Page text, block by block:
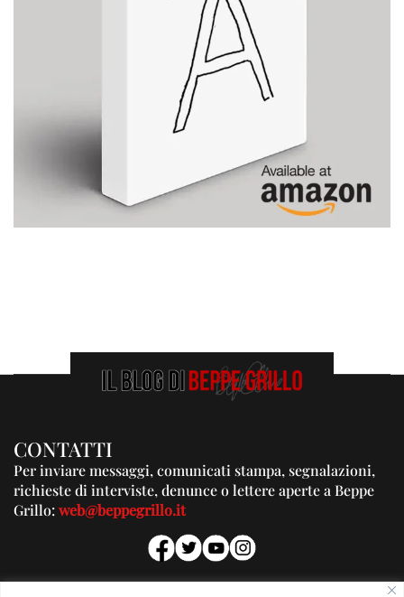
CONTATTI
Per inviare messaggi, comunicati stampa, segnalazioni,
richieste di interviste, denunce o lettere aperte a Beppe
Grillo:web@beppegrillo.it